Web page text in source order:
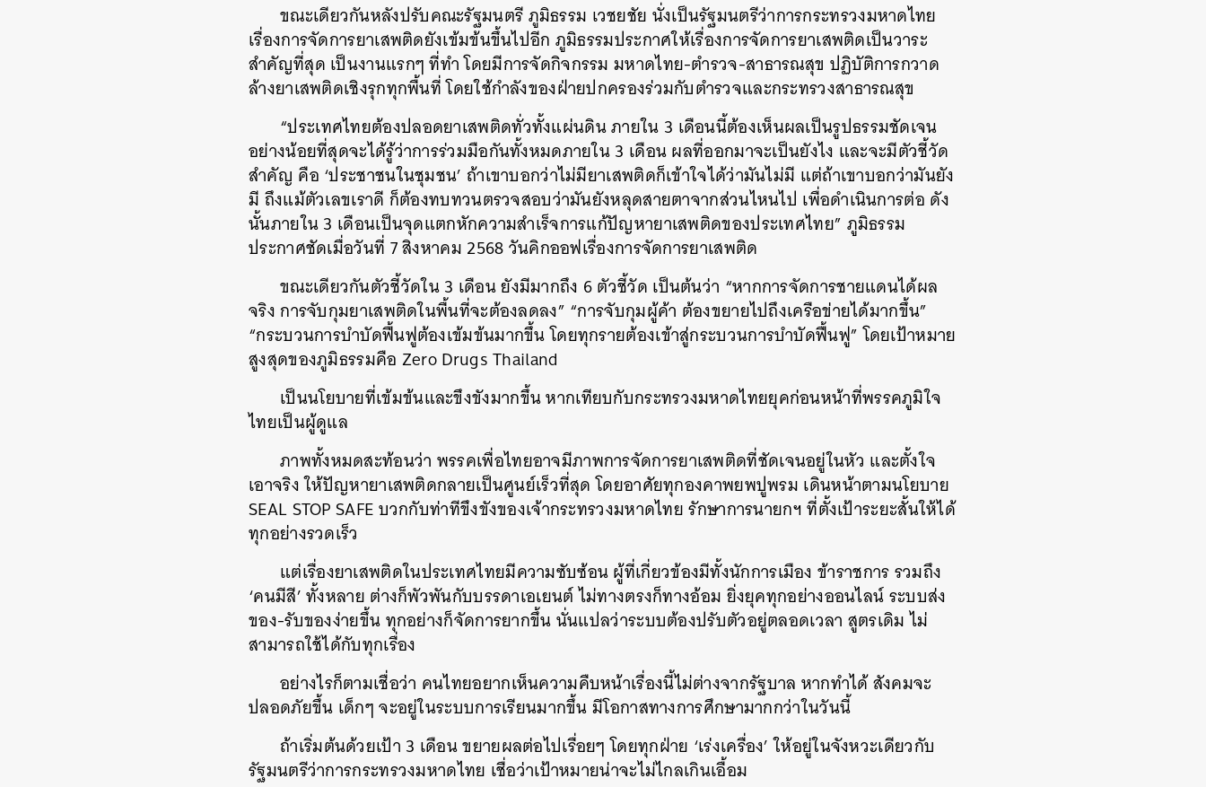
ขณะเดียวกันหลังปรับคณะรัฐมนตรี ภูมิธรรม เวชยชัย นั่งเป็นรัฐมนตรีว่าการกระทรวงมหาดไทย
เรื่องการจัดการยาเสพติดยังเข้มข้นขึ้นไปอีก ภูมิธรรมประกาศให้เรื่องการจัดการยาเสพติดเป็นวาระ
สำคัญที่สุด เป็นงานแรกๆ ที่ทำ โดยมีการจัดกิจกรรม มหาดไทย-ตำรวจ-สาธารณสุข ปฏิบัติการกวาด
ล้างยาเสพติดเชิงรุกทุกพื้นที่ โดยใช้กำลังของฝ่ายปกครองร่วมกับตำรวจและกระทรวงสาธารณสุข
“ประเทศไทยต้องปลอดยาเสพติดทั่วทั้งแผ่นดิน ภายใน 3 เดือนนี้ต้องเห็นผลเป็นรูปธรรมชัดเจน
อย่างน้อยที่สุดจะได้รู้ว่าการร่วมมือกันทั้งหมดภายใน 3 เดือน ผลที่ออกมาจะเป็นยังไง และจะมีตัวชี้วัด
สำคัญ คือ ‘ประชาชนในชุมชน’ ถ้าเขาบอกว่าไม่มียาเสพติดก็เข้าใจได้ว่ามันไม่มี แต่ถ้าเขาบอกว่ามันยัง
มี ถึงแม้ตัวเลขเราดี ก็ต้องทบทวนตรวจสอบว่ามันยังหลุดสายตาจากส่วนไหนไป เพื่อดำเนินการต่อ ดัง
นั้นภายใน 3 เดือนเป็นจุดแตกหักความสำเร็จการแก้ปัญหายาเสพติดของประเทศไทย” ภูมิธรรม
ประกาศชัดเมื่อวันที่ 7 สิงหาคม 2568 วันคิกออฟเรื่องการจัดการยาเสพติด
ขณะเดียวกันตัวชี้วัดใน 3 เดือน ยังมีมากถึง 6 ตัวชี้วัด เป็นต้นว่า “หากการจัดการชายแดนได้ผล
จริง การจับกุมยาเสพติดในพื้นที่จะต้องลดลง” “การจับกุมผู้ค้า ต้องขยายไปถึงเครือข่ายได้มากขึ้น”
“กระบวนการบำบัดฟื้นฟูต้องเข้มข้นมากขึ้น โดยทุกรายต้องเข้าสู่กระบวนการบำบัดฟื้นฟู” โดยเป้าหมาย
สูงสุดของภูมิธรรมคือ Zero Drugs Thailand
เป็นนโยบายที่เข้มข้นและขึงขังมากขึ้น หากเทียบกับกระทรวงมหาดไทยยุคก่อนหน้าที่พรรคภูมิใจ
ไทยเป็นผู้ดูแล
ภาพทั้งหมดสะท้อนว่า พรรคเพื่อไทยอาจมีภาพการจัดการยาเสพติดที่ชัดเจนอยู่ในหัว และตั้งใจ
เอาจริง ให้ปัญหายาเสพติดกลายเป็นศูนย์เร็วที่สุด โดยอาศัยทุกองคาพยพปูพรม เดินหน้าตามนโยบาย
SEAL STOP SAFE บวกกับท่าทีขึงขังของเจ้ากระทรวงมหาดไทย รักษาการนายกฯ ที่ตั้งเป้าระยะสั้นให้ได้
ทุกอย่างรวดเร็ว
แต่เรื่องยาเสพติดในประเทศไทยมีความซับซ้อน ผู้ที่เกี่ยวข้องมีทั้งนักการเมือง ข้าราชการ รวมถึง
‘คนมีสี’ ทั้งหลาย ต่างก็พัวพันกับบรรดาเอเยนต์ ไม่ทางตรงก็ทางอ้อม ยิ่งยุคทุกอย่างออนไลน์ ระบบส่ง
ของ-รับของง่ายขึ้น ทุกอย่างก็จัดการยากขึ้น นั่นแปลว่าระบบต้องปรับตัวอยู่ตลอดเวลา สูตรเดิม ไม่
สามารถใช้ได้กับทุกเรื่อง
อย่างไรก็ตามเชื่อว่า คนไทยอยากเห็นความคืบหน้าเรื่องนี้ไม่ต่างจากรัฐบาล หากทำได้ สังคมจะ
ปลอดภัยขึ้น เด็กๆ จะอยู่ในระบบการเรียนมากขึ้น มีโอกาสทางการศึกษามากกว่าในวันนี้
ถ้าเริ่มต้นด้วยเป้า 3 เดือน ขยายผลต่อไปเรื่อยๆ โดยทุกฝ่าย ‘เร่งเครื่อง’ ให้อยู่ในจังหวะเดียวกับ
รัฐมนตรีว่าการกระทรวงมหาดไทย เชื่อว่าเป้าหมายน่าจะไม่ไกลเกินเอื้อม
ค้นหา
SHARE TWEET LINE EMAIL